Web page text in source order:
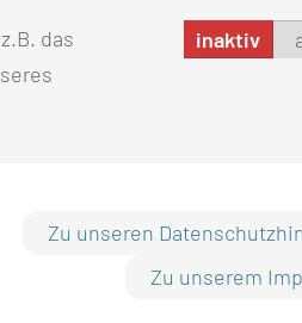
das
inaktiv
Zu unseren
Zu unserem